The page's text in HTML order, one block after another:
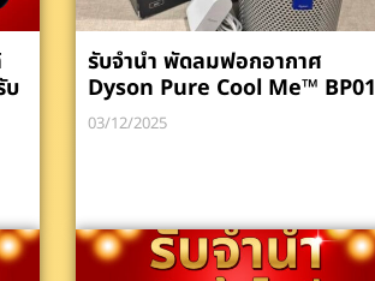
บ
รับจำนำ พัดลมฟอกอากาศ
Dyson Pure Cool Me™ BP01
03/12/2025